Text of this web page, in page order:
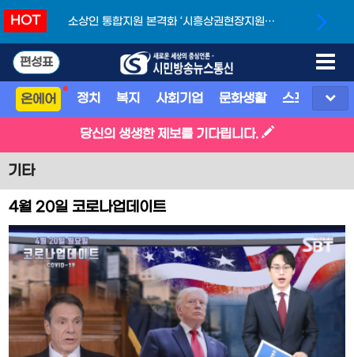
HOT
소상인 통합지원 본격화 ‘시흥상권현장지원단’
편성표
온에어 정치 복지 사회기업 문화생활 스포츠 지
당신의 생생한 제보를 기다립니다.
기타
4월 20일 코로나업데이트